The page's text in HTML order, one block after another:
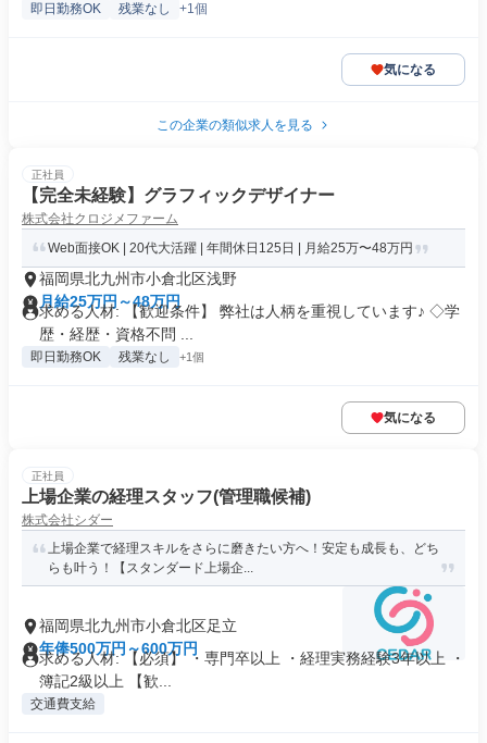
即日勤務OK 残業なし +1個
気になる
この企業の類似求人を見る
正社員
【完全未経験】グラフィックデザイナー
株式会社クロジメファーム
Web面接OK | 20代大活躍 | 年間休日125日 | 月給25万〜48万円
福岡県北九州市小倉北区浅野
月給25万円～48万円
求める人材: 【歓迎条件】 弊社は人柄を重視しています♪ ◇学
歴・経歴・資格不問 ...
即日勤務OK 残業なし +1個
気になる
正社員
上場企業の経理スタッフ(管理職候補)
株式会社シダー
上場企業で経理スキルをさらに磨きたい方へ！安定も成長も、どち
らも叶う！【スタンダード上場企...
福岡県北九州市小倉北区足立
年俸500万円～600万円
求める人材: 【必須】 ・専門卒以上 ・経理実務経験3年以上 ・
簿記2級以上 【歓...
交通費支給